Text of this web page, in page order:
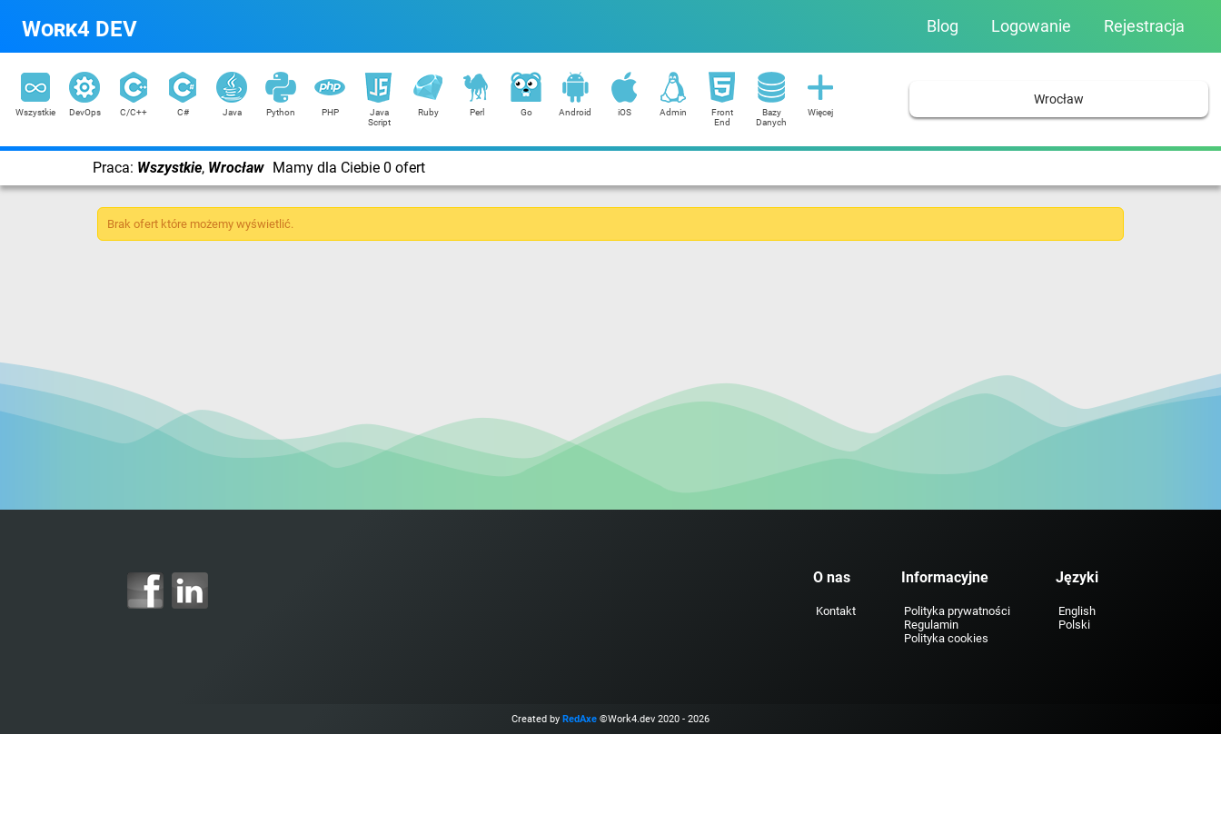
Work4 DEV Blog Logowanie Rejestracja
Wszystkie DevOps C/C++ C# Java Python PHP
Java
Script
Ruby Perl Go Android iOS Admin
Front
End
Bazy
Danych
Więcej
Wrocław
Praca: Wszystkie, Wrocław Mamy dla Ciebie 0 ofert
Brak ofert które możemy wyświetlić.
O nas
Kontakt
Informacyjne
Polityka prywatności
Regulamin
Polityka cookies
Języki
English
Polski
Created by RedAxe ©Work4.dev 2020 - 2026